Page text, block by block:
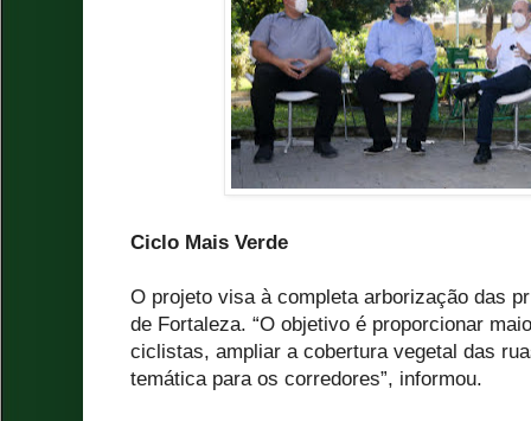
Ciclo Mais Verde
O projeto visa à completa arborização das
de Fortaleza. “O objetivo é proporcionar
ciclistas, ampliar a cobertura vegetal das
temática para os corredores”, informou.